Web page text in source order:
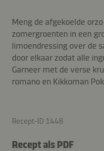
Meng de afgekoelde
zomergroenten in een
limoendressing over de
door elkaar zodat alle
Garneer met de verse
romano en Kikkoman
Recept-ID 1448
Recept als PDF